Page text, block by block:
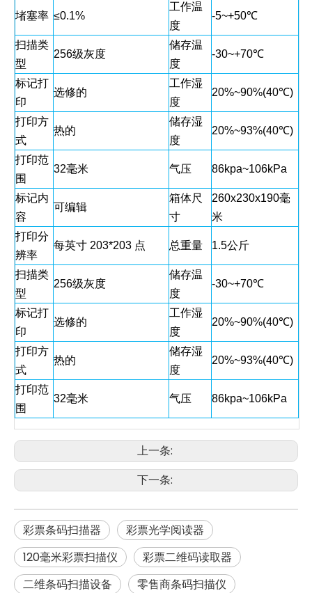
堵塞率 ≤0.1%
工作温
度
-5~+50℃
扫描类
型
256级灰度
储存温
度
-30~+70℃
标记打
印
选修的
工作湿
度
20%~90%(40℃)
打印方
式
热的
储存湿
度
20%~93%(40℃)
打印范
围
32毫米 气压 86kpa~106kPa
标记内
容
可编辑
箱体尺
寸
260x230x190毫
米
打印分
辨率
每英寸 203*203 点 总重量 1.5公斤
扫描类
型
256级灰度
储存温
度
-30~+70℃
标记打
印
选修的
工作湿
度
20%~90%(40℃)
打印方
式
热的
储存湿
度
20%~93%(40℃)
打印范
围
32毫米 气压 86kpa~106kPa
上一条:
下一条:
彩票条码扫描器
彩票光学阅读器
120毫米彩票扫描仪
彩票二维码读取器
二维条码扫描设备
零售商条码扫描仪